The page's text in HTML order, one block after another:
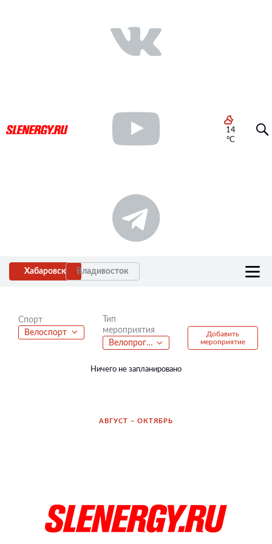
14
°C
Хабаровск Владивосток
Спорт
Велоспорт
Тип
мероприятия
Велопрогулка
Добавить
мероприятие
Ничего не запланировано
АВГУСТ – ОКТЯБРЬ